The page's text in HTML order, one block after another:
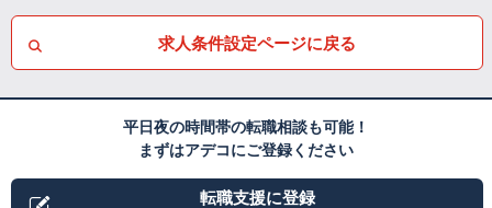
求人条件設定ページに戻る
平日夜の時間帯の転職相談も可能！
まずはアデコにご登録ください
転職支援に登録